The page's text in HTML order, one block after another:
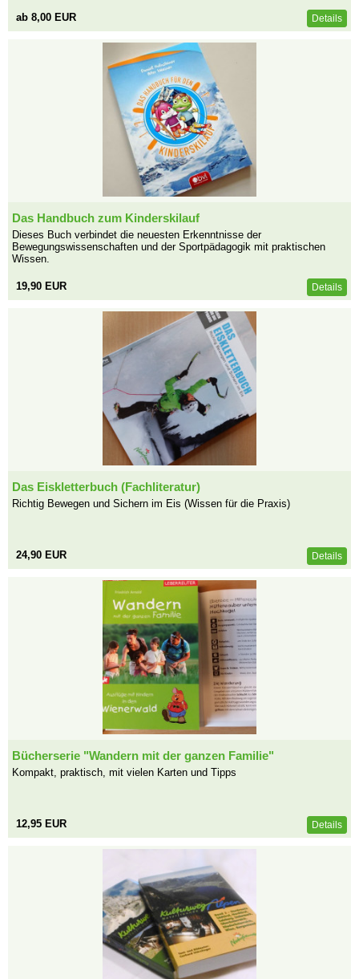
ab 8,00 EUR Details
Das Handbuch zum Kinderskilauf
Dieses Buch verbindet die neuesten Erkenntnisse der
Bewegungswissenschaften und der Sportpädagogik mit praktischen
Wissen.
19,90 EUR Details
Das Eiskletterbuch (Fachliteratur)
Richtig Bewegen und Sichern im Eis (Wissen für die Praxis)
24,90 EUR Details
Bücherserie "Wandern mit der ganzen Familie"
Kompakt, praktisch, mit vielen Karten und Tipps
12,95 EUR Details